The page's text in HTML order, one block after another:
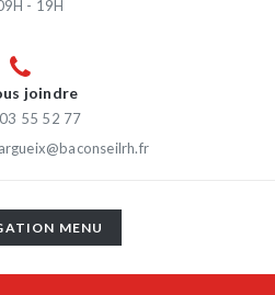
- 19H
joindre
55 52 77
MENU